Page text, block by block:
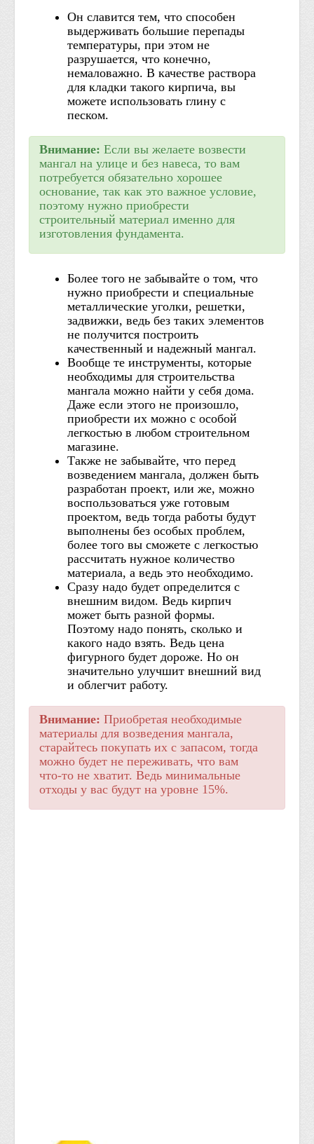
Он славится тем, что способен
выдерживать большие перепады
температуры, при этом не
разрушается, что конечно,
немаловажно. В качестве раствора
для кладки такого кирпича, вы
можете использовать глину с
песком.
Внимание: Если вы желаете возвести
мангал на улице и без навеса, то вам
потребуется обязательно хорошее
основание, так как это важное условие,
поэтому нужно приобрести
строительный материал именно для
изготовления фундамента.
Более того не забывайте о том, что
нужно приобрести и специальные
металлические уголки, решетки,
задвижки, ведь без таких элементов
не получится построить
качественный и надежный мангал.
Вообще те инструменты, которые
необходимы для строительства
мангала можно найти у себя дома.
Даже если этого не произошло,
приобрести их можно с особой
легкостью в любом строительном
магазине.
Также не забывайте, что перед
возведением мангала, должен быть
разработан проект, или же, можно
воспользоваться уже готовым
проектом, ведь тогда работы будут
выполнены без особых проблем,
более того вы сможете с легкостью
рассчитать нужное количество
материала, а ведь это необходимо.
Сразу надо будет определится с
внешним видом. Ведь кирпич
может быть разной формы.
Поэтому надо понять, сколько и
какого надо взять. Ведь цена
фигурного будет дороже. Но он
значительно улучшит внешний вид
и облегчит работу.
Внимание: Приобретая необходимые
материалы для возведения мангала,
старайтесь покупать их с запасом, тогда
можно будет не переживать, что вам
что-то не хватит. Ведь минимальные
отходы у вас будут на уровне 15%.